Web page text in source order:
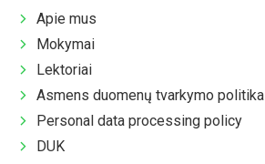
Apie mus
Mokymai
Lektoriai
Asmens duomenų tvarkymo politika
Personal data processing policy
DUK